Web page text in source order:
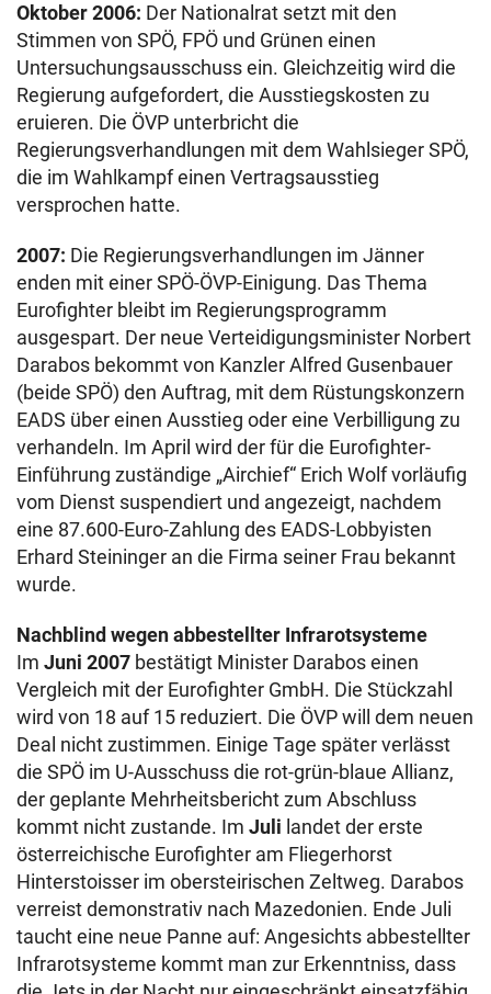
Oktober 2006: Der Nationalrat setzt mit den
Stimmen von SPÖ, FPÖ und Grünen einen
Untersuchungsausschuss ein. Gleichzeitig wird die
Regierung aufgefordert, die Ausstiegskosten zu
eruieren. Die ÖVP unterbricht die
Regierungsverhandlungen mit dem Wahlsieger SPÖ,
die im Wahlkampf einen Vertragsausstieg
versprochen hatte.
2007: Die Regierungsverhandlungen im Jänner
enden mit einer SPÖ-ÖVP-Einigung. Das Thema
Eurofighter bleibt im Regierungsprogramm
ausgespart. Der neue Verteidigungsminister Norbert
Darabos bekommt von Kanzler Alfred Gusenbauer
(beide SPÖ) den Auftrag, mit dem Rüstungskonzern
EADS über einen Ausstieg oder eine Verbilligung zu
verhandeln. Im April wird der für die Eurofighter-
Einführung zuständige „Airchief“ Erich Wolf vorläufig
vom Dienst suspendiert und angezeigt, nachdem
eine 87.600-Euro-Zahlung des EADS-Lobbyisten
Erhard Steininger an die Firma seiner Frau bekannt
wurde.
Nachblind wegen abbestellter Infrarotsysteme
Im Juni 2007 bestätigt Minister Darabos einen
Vergleich mit der Eurofighter GmbH. Die Stückzahl
wird von 18 auf 15 reduziert. Die ÖVP will dem neuen
Deal nicht zustimmen. Einige Tage später verlässt
die SPÖ im U-Ausschuss die rot-grün-blaue Allianz,
der geplante Mehrheitsbericht zum Abschluss
kommt nicht zustande. Im Juli landet der erste
österreichische Eurofighter am Fliegerhorst
Hinterstoisser im obersteirischen Zeltweg. Darabos
verreist demonstrativ nach Mazedonien. Ende Juli
taucht eine neue Panne auf: Angesichts abbestellter
Infrarotsysteme kommt man zur Erkenntniss, dass